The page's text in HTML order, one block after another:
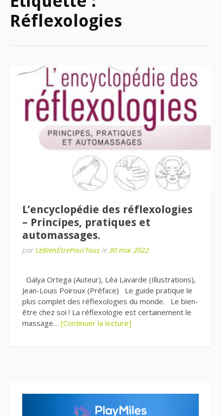
Réflexologies
L’encyclopédie des réflexologies
– Principes, pratiques et
automassages.
par LeBienEtrePourTous le 30 mai 2022
Galya Ortega (Auteur), Léa Lavarde (Illustrations),
Jean-Louis Poiroux (Préface) Le guide pratique le
plus complet des réflexologies du monde. Le bien-
être chez soi ! La réflexologie est certainement le
massage… [Continuer la lecture]